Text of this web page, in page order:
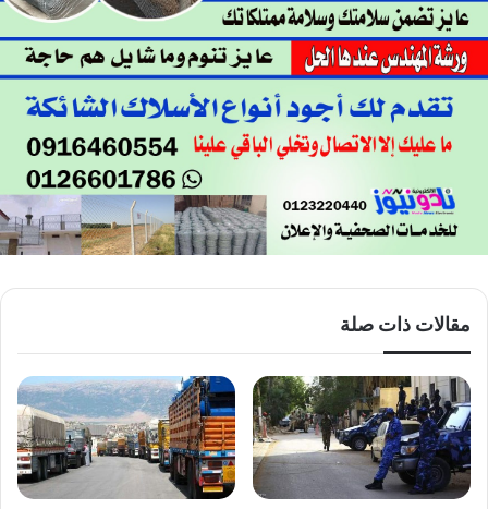
مقالات ذات صلة